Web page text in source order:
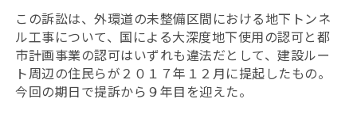
この訴訟は、外環道の未整備区間における地下トンネ
ル工事について、国による大深度地下使用の認可と都
市計画事業の認可はいずれも違法だとして、建設ルー
ト周辺の住民らが２０１７年１２月に提起したもの。
今回の期日で提訴から９年目を迎えた。